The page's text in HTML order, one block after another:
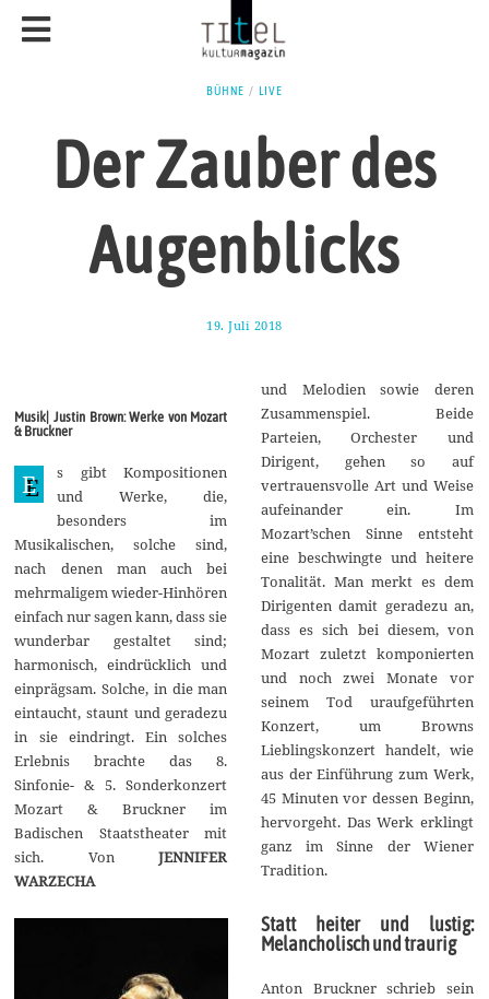
BÜHNE / LIVE
Der Zauber des
Augenblicks
19. Juli 2018
u
i
2
0
1
8
Musik| Justin Brown: Werke von Mozart
& Bruckner
E
s gibt Kompositionen
und Werke, die,
besonders im
Musikalischen, solche sind,
nach denen man auch bei
mehrmaligem wieder-Hinhören
einfach nur sagen kann, dass sie
wunderbar gestaltet sind;
harmonisch, eindrücklich und
einprägsam. Solche, in die man
eintaucht, staunt und geradezu
in sie eindringt. Ein solches
Erlebnis brachte das 8.
Sinfonie- & 5. Sonderkonzert
Mozart & Bruckner im
Badischen Staatstheater mit
sich. VonJENNIFER
WARZECHA
und Melodien sowie deren
Zusammenspiel. Beide
Parteien, Orchester und
Dirigent, gehen so auf
vertrauensvolle Art und Weise
aufeinander ein. Im
Mozart’schen Sinne entsteht
eine beschwingte und heitere
Tonalität. Man merkt es dem
Dirigenten damit geradezu an,
dass es sich bei diesem, von
Mozart zuletzt komponierten
und noch zwei Monate vor
seinem Tod uraufgeführten
Konzert, um Browns
Lieblingskonzert handelt, wie
aus der Einführung zum Werk,
45 Minuten vor dessen Beginn,
hervorgeht. Das Werk erklingt
ganz im Sinne der Wiener
Tradition.
Statt heiter und lustig:
Melancholisch und traurig
Anton Bruckner schrieb sein